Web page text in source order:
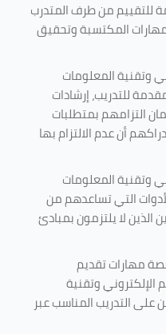
للتقييم من طرف المتدرب
المكتسبة وتحقيق
وتقنية المعلومات
للتدريب، إرشادات
التزامهم بمتطلبات
أن عدم الالتزام بها
وتقنية المعلومات
التي تساعدهم من
الذين لا يلتزمون بمبادئ
مهارات تقديم
الإلكتروني وتقنية
على التدريب المناسب عبر